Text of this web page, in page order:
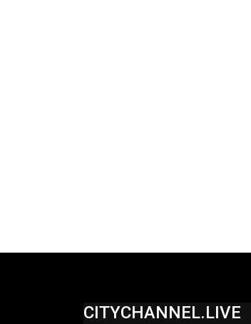
CITYCHANNEL.LIVE